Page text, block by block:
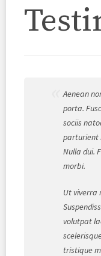
Aenean
porta.
sociis
parturient
Nulla dui.
morbi.
Ut viverra
volutpat
tristique